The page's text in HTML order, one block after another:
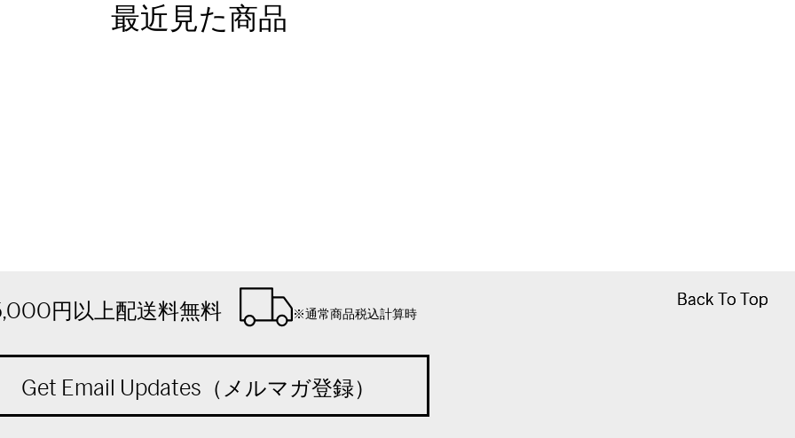
最近見た商品
Back To Top
Back To Top
円以上配送料無料 ※通常商品税込計算時
Get Email Updates（メルマガ登録）